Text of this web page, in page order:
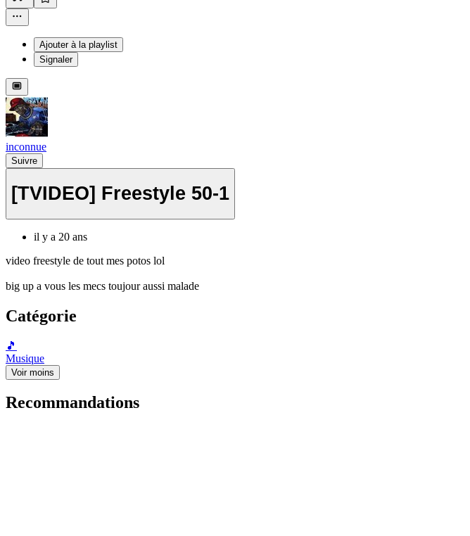
Ajouter à la playlist
Signaler
inconnue
Suivre
[TVIDEO] Freestyle 50-1
il y a 20 ans
video freestyle de tout mes potos lol
big up a vous les mecs toujour aussi malade
Catégorie
🎵
Musique
Voir moins
Recommandations